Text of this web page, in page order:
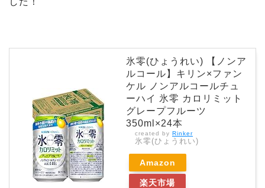
氷零(ひょうれい) 【ノンア
ルコール】キリン×ファン
ケル ノンアルコールチュ
ーハイ 氷零 カロリミット
グレープフルーツ
350ml×24本
created by Rinker
氷零(ひょうれい)
Amazon
楽天市場